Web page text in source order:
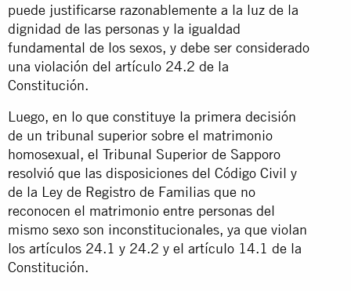
puede justificarse razonablemente a la luz de la
dignidad de las personas y la igualdad
fundamental de los sexos, y debe ser considerado
una violación del artículo 24.2 de la
Constitución.
Luego, en lo que constituye la primera decisión
de un tribunal superior sobre el matrimonio
homosexual, el Tribunal Superior de Sapporo
resolvió que las disposiciones del Código Civil y
de la Ley de Registro de Familias que no
reconocen el matrimonio entre personas del
mismo sexo son inconstitucionales, ya que violan
los artículos 24.1 y 24.2 y el artículo 14.1 de la
Constitución.